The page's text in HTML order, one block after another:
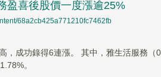
盈喜後股價一度漲逾25%
68a2cb425a771210fc7462fb
，成功錄得6連漲。 其中，雅生活服務
。